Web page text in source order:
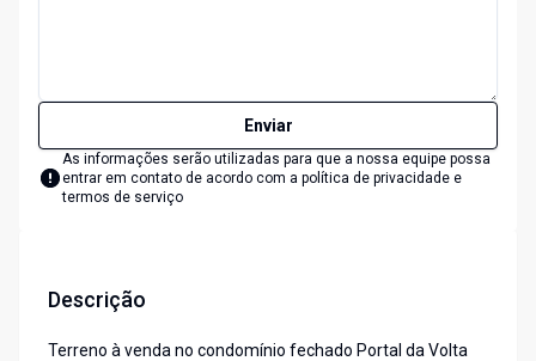
Enviar
As informações serão utilizadas para que a nossa equipe possa
entrar em contato de acordo com a política de privacidade e
termos de serviço
Descrição
Terreno à venda no condomínio fechado Portal da Volta